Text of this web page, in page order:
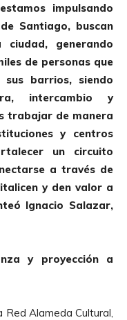
impulsando
Santiago, buscan
generando
de personas que
barrios, siendo
intercambio y
trabajar de manera
y centros
un circuito
a través de
y den valor a
Ignacio Salazar,
y proyección a
Alameda Cultural,